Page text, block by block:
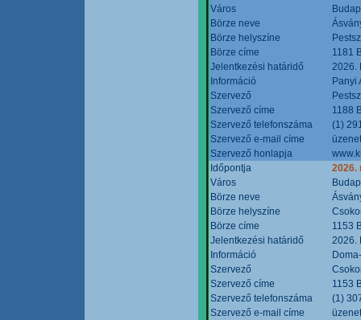
Város
Börze neve
Börze helyszíne
Börze címe
1181
Jelentkezési határidő
2026.
Információ
Panyi
Szervező
Szervező címe
1188
Szervező telefonszáma
(1)
Szervező e-mail címe
Szervező honlapja
Időpontja
2026.
Város
Börze neve
Börze helyszíne
Börze címe
1153
Jelentkezési határidő
2026.
Információ
Szervező
Szervező címe
1153
Szervező telefonszáma
(1)
Szervező e-mail címe